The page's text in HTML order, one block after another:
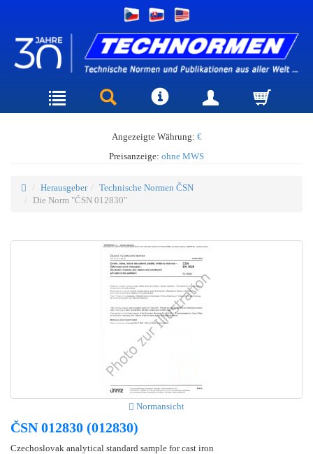
Angezeigte Währung: €
Preisanzeige: ohne MWS
Herausgeber
Technische Normen ČSN
Die Norm "ČSN 012830"
Normansicht
ČSN 012830 (012830)
Czechoslovak analytical standard sample for cast iron